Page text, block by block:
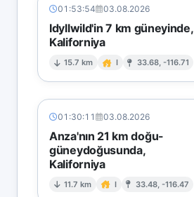
01:53:54 03.08.2026
Idyllwild'in 7 km güneyinde,
Kaliforniya
15.7 km I 33.68, -116.71
01:30:11 03.08.2026
Anza'nın 21 km doğu-
güneydoğusunda,
Kaliforniya
11.7 km I 33.48, -116.47